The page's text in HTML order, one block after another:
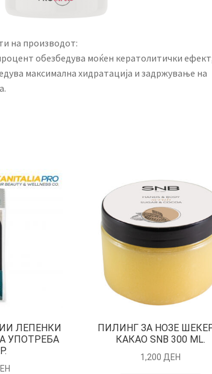
на производот:
обезбедува моќен кератолитички
максимална хидратација и задржување на
ЛЕПЕНКИ
УПОТРЕБА
ПИЛИНГ ЗА НОЗЕ
КАКАО SNB 300 ML.
1,200 ДЕН